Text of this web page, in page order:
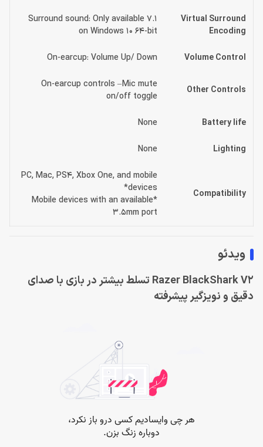
Virtual Surround
Encoding
7.1 Surround sound: Only available
on Windows 10 64-bit
Volume Control
On-earcup: Volume Up/ Down
Other Controls
On-earcup controls – Mic mute
on/off toggle
Battery life
None
Lighting
None
Compatibility
PC, Mac, PS4, Xbox One, and mobile
devices*
*Mobile devices with an available
3.5mm port
ویدئو
Razer BlackShark V2 تسلط بیشتر در بازی با صدای
دقیق و نویزگیر پیشرفته